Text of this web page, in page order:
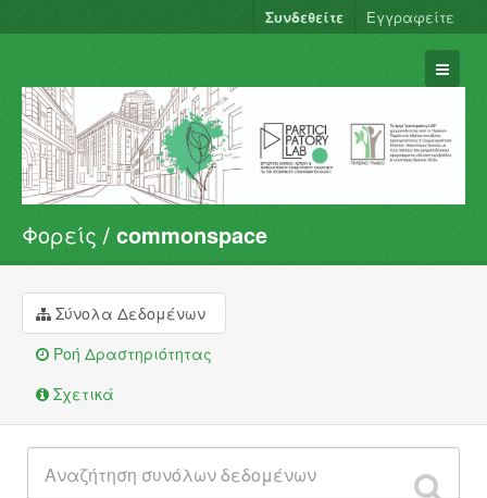
Συνδεθείτε Εγγραφείτε
Σύνολα Δεδομένων
Φορείς
Ομάδες
Σχετικά
Φορείς commonspace
Σύνολα Δεδομένων
Ροή Δραστηριότητας
Σχετικά